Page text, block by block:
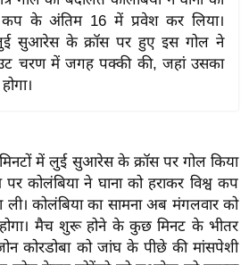
कप के अंतिम 16 में प्रवेश कर लिया।
लुई सुआरेस के क्रॉस पर हुए इस गोल ने
चरण में जगह पक्की की, जहां उसका
में लुई सुआरेस के क्रॉस पर गोल किया
कोलंबिया ने घाना को हराकर विश्व कप
कोलंबिया का सामना अब मंगलवार को
मैच शुरू होने के कुछ मिनट के भीतर
कोरडोबा को जांघ के पीछे की मांसपेशी